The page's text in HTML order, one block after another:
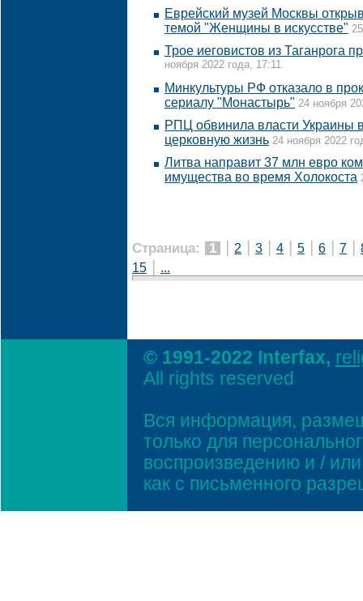
Еврейский музей Москвы
темой "Женщины в искусстве"
Трое иеговистов из Таганрога
ноября 2022 года, 17:11
Минкультуры РФ отказало в
сериалу "Монастырь" 24 ноября
РПЦ обвинила власти Украины
церковную жизнь 24 ноября 2022
Литва направит 37 млн евро
имущества во время Холокоста
Страница: 1 | 2 | 3 | 4 | 5 | 6 | 7 |
15 | ...
© 1991-2022 Interfax,
All rights reserved
Вся информация,
только для
воспроизведению и /
как с письменного